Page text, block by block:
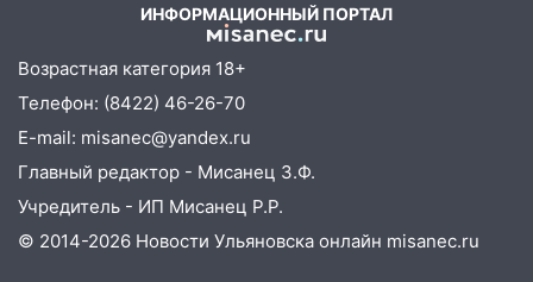
ремонтируют дороги, ставят остановки
и проводят новое освещение
16:35
В Ульяновске установили ещё
девять бункеров для крупногабаритного
мусора
16:26 В Ульяновске бесплатно покажут
матч «Волги» под открытым небом
16:12 В Ульяновском госуниверситете
ИНФОРМАЦИОННЫЙ ПОРТАЛ
Возрастная категория 18+
Телефон: (8422) 46-26-70
E-mail: misanec@yandex.ru
Главный редактор - Мисанец З.Ф.
Учредитель - ИП Мисанец Р.Р.
© 2014-2026 Новости Ульяновска онлайн misanec.ru